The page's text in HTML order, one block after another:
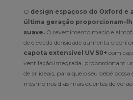
O design espaçoso do Oxford e
última geração proporcionam-
suave. O revestimento macio e
de elevada densidade aumenta o
capota extensível UV 50+ com
ventilação integrada, proporcionam
de ar ideais, para que o seu bebé possa
mesmo nos dias mais quentes de verão.